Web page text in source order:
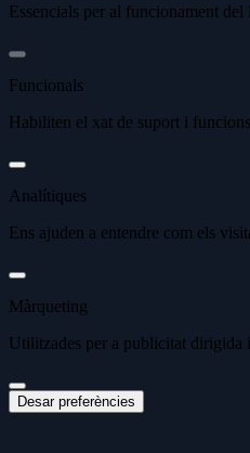
Essencials per al funcionament del
Funcionals
Habiliten el xat de suport i
Analítiques
Ens ajuden a entendre com els
Màrqueting
Utilitzades per a publicitat dirigida
Desar preferències